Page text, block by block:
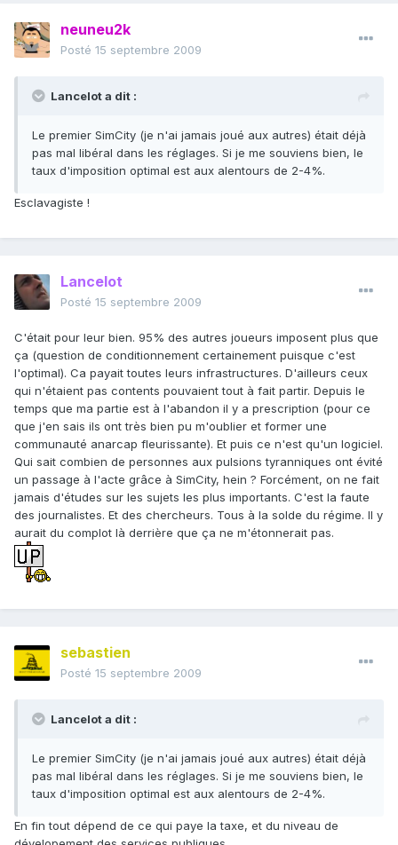
neuneu2k
Posté 15 septembre 2009
Lancelot a dit :
Le premier SimCity (je n'ai jamais joué aux autres) était déjà
pas mal libéral dans les réglages. Si je me souviens bien, le
taux d'imposition optimal est aux alentours de 2-4%.
Esclavagiste !
Lancelot
Posté 15 septembre 2009
C'était pour leur bien. 95% des autres joueurs imposent plus que
ça (question de conditionnement certainement puisque c'est
l'optimal). Ca payait toutes leurs infrastructures. D'ailleurs ceux
qui n'étaient pas contents pouvaient tout à fait partir. Depuis le
temps que ma partie est à l'abandon il y a prescription (pour ce
que j'en sais ils ont très bien pu m'oublier et former une
communauté anarcap fleurissante). Et puis ce n'est qu'un logiciel.
Qui sait combien de personnes aux pulsions tyranniques ont évité
un passage à l'acte grâce à SimCity, hein ? Forcément, on ne fait
jamais d'études sur les sujets les plus importants. C'est la faute
des journalistes. Et des chercheurs. Tous à la solde du régime. Il y
aurait du complot là derrière que ça ne m'étonnerait pas.
sebastien
Posté 15 septembre 2009
Lancelot a dit :
Le premier SimCity (je n'ai jamais joué aux autres) était déjà
pas mal libéral dans les réglages. Si je me souviens bien, le
taux d'imposition optimal est aux alentours de 2-4%.
En fin tout dépend de ce qui paye la taxe, et du niveau de